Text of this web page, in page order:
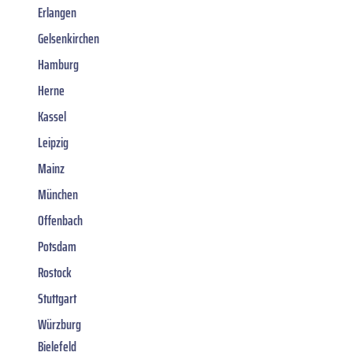
Erlangen
Gelsenkirchen
Hamburg
Herne
Kassel
Leipzig
Mainz
München
Offenbach
Potsdam
Rostock
Stuttgart
Würzburg
Bielefeld